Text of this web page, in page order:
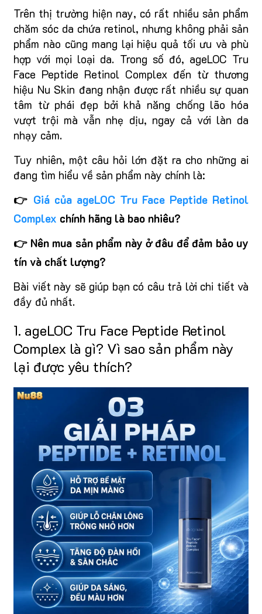
Trên thị trường hiện nay, có rất nhiều sản phẩm
chăm sóc da chứa retinol, nhưng không phải sản
phẩm nào cũng mang lại hiệu quả tối ưu và phù
hợp với mọi loại da. Trong số đó, ageLOC Tru
Face Peptide Retinol Complex đến từ thương
hiệu Nu Skin đang nhận được rất nhiều sự quan
tâm từ phái đẹp bởi khả năng chống lão hóa
vượt trội mà vẫn nhẹ dịu, ngay cả với làn da
nhạy cảm.
Tuy nhiên, một câu hỏi lớn đặt ra cho những ai
đang tìm hiểu về sản phẩm này chính là:
👉 Giá của ageLOC Tru Face Peptide Retinol
Complex chính hãng là bao nhiêu?
👉 Nên mua sản phẩm này ở đâu để đảm bảo uy
tín và chất lượng?
Bài viết này sẽ giúp bạn có câu trả lời chi tiết và
đầy đủ nhất.
1. ageLOC Tru Face Peptide Retinol
Complex là gì? Vì sao sản phẩm này
lại được yêu thích?